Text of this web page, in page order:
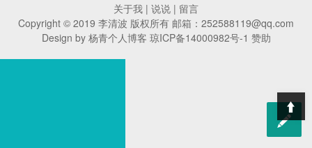
关于我 | 说说 | 留言
Copyright © 2019 李清波 版权所有 邮箱：252588119@qq.com
Design by 杨青个人博客 琼ICP备14000982号-1 赞助
